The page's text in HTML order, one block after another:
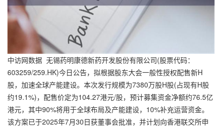
中访网数据 无锡药明康德新药开发股份有限公司(股票代码：
603259/259.HK)今日公告，拟根据股东大会一般性授权配售新H
股，加速全球产能建设。本次发行规模为7380万股H股(占现有H股
约19.1%)，配售价定为104.27港元/股，预计募集资金净额约76.5亿
港元，其中90%将用于全球布局及产能建设，10%补充运营资金。
该方案已于2025年7月30日获董事会批准，并计划向香港联交所申